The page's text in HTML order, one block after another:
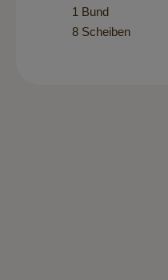
1 Bund
8 Scheiben